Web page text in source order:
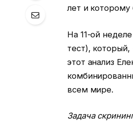
лет и которому
На 11-ой
тест), который,
этот анализ
всем мире.
Задача